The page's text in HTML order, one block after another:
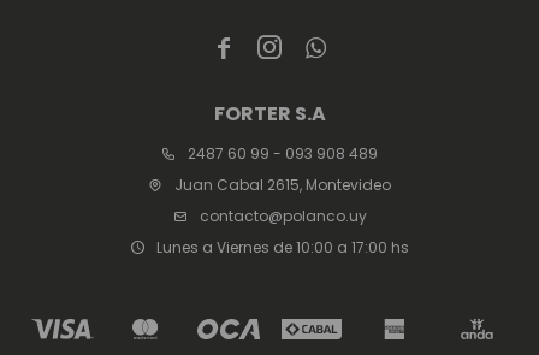
  
FORTER S.A
2487 60 99 - 093 908 489
Juan Cabal 2615, Montevideo
contacto@polanco.uy
Lunes a Viernes de 10:00 a 17:00 hs